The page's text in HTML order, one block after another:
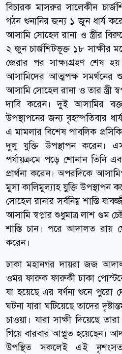
বিচারক মাসরুর সালেকীন
গঠন শুনানির জন্য ১ জুন ধার্য
আসামি সোহেল রানা ও স্ত্রীর
২ জুন চার্জশিটভূক্ত ১৮ সাক্ষীর
জেরার পর সাক্ষ্যগ্রহণ শেষ
আসামিদের আত্মপক্ষ সমর্থনের
আসামি সোহেল রানা ও তার স্ত্রী
দাবি করেন। দুই আসামির
উপস্থাপনের জন্য বৃহস্পতিবার
এ মামলার বিশেষ পাবলিক
দুলু যুক্তি উপস্থাপন করেন।
পর্যায়ক্রমে পড়ে শোনান তিনি
প্রার্থনা করেন। অপরদিকে
মুসা কালিমুল্যাহ যুক্তি উপস্থাপন
সোহেল রানার সর্বনিম্ন শাস্তি
আসামি স্বপ্নার শুধুমাত্র লাশ গুম
শাস্তি চান। পরে আদালত রায়
করেন।
ঢাকা মহানগর দায়রা জজ
ওমর ফারুক ফারুকী ঢাকা
যা হয়েছে এর বর্ণনা শুনে পুরো
ঘটনা যারা ঘটিয়েছে তাদের
চাওয়া। যারা সাক্ষী দিয়েছে
গিয়ে বারবার আপ্লূত হয়েছেন।
উপস্থিত সকলেই এই